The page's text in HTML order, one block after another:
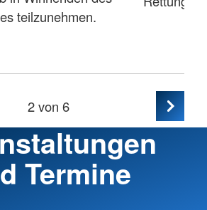
teilzunehmen.
2von 6
Termine